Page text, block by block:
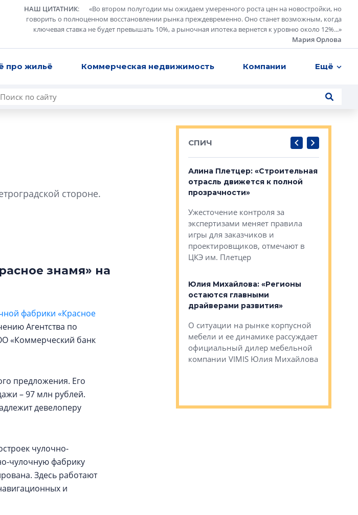
НАШ ЦИТАТНИК: «Во втором полугодии мы ожидаем умеренного роста цен на новостройки, но
говорить о полноценном восстановлении рынка преждевременно. Оно станет возможным, когда
ключевая ставка не будет превышать 10%, а рыночная ипотека вернется к уровню около 12%...»
Мария Орлова
про жильё Коммерческая недвижимость Компании Ещё
стороне.
знамя» на
фабрики «Красное
Агентства по
«Коммерческий банк
предложения. Его
– 97 млн рублей.
девелоперу
чулочно-
чулочную фабрику
Здесь работают
и
СПИЧ
даже электромобиль»
«гибридом» — как меняется
апарты, которые еще больше
приблизятся к гостиничному
уровню сервиса, уверены в УК
Алина Плетцер: «Строительная
отрасль движется к полной
прозрачности»
Ужесточение контроля за
экспертизами меняет правила
игры для заказчиков и
проектировщиков, отмечают в
ЦКЭ им. Плетцер
Юлия Михайлова: «Регионы
остаются главными
драйверами развития»
О ситуации на рынке корпусной
мебели и ее динамике рассуждает
официальный дилер мебельной
компании VIMIS Юлия Михайлова